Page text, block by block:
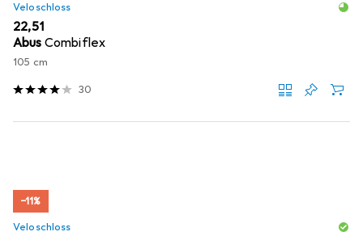
Veloschloss
EUR
22,51
Abus Combiflex
105 cm
30
−11%
Veloschloss